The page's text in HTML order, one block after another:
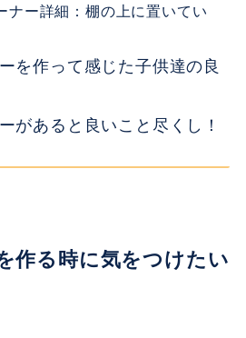
ナー詳細：棚の上に置いてい
を作って感じた子供達の良
があると良いこと尽くし！
作る時に気をつけたい